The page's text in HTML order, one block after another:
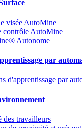
visée AutoMine
contrôle AutoMine
Autonome
par
d'apprentissage par
des travailleurs